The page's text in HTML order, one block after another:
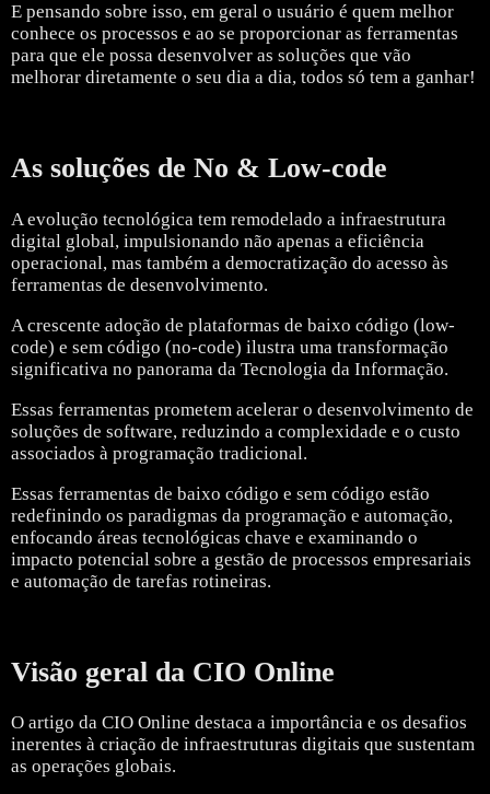
E pensando sobre isso, em geral o usuário é quem melhor
conhece os processos e ao se proporcionar as ferramentas
para que ele possa desenvolver as soluções que vão
melhorar diretamente o seu dia a dia, todos só tem a ganhar!
As soluções de No & Low-code
A evolução tecnológica tem remodelado a infraestrutura
digital global, impulsionando não apenas a eficiência
operacional, mas também a democratização do acesso às
ferramentas de desenvolvimento.
A crescente adoção de plataformas de baixo código (low-
code) e sem código (no-code) ilustra uma transformação
significativa no panorama da Tecnologia da Informação.
Essas ferramentas prometem acelerar o desenvolvimento de
soluções de software, reduzindo a complexidade e o custo
associados à programação tradicional.
Essas ferramentas de baixo código e sem código estão
redefinindo os paradigmas da programação e automação,
enfocando áreas tecnológicas chave e examinando o
impacto potencial sobre a gestão de processos empresariais
e automação de tarefas rotineiras.
Visão geral da CIO Online
O artigo da CIO Online destaca a importância e os desafios
inerentes à criação de infraestruturas digitais que sustentam
as operações globais.